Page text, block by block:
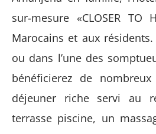
sur-mesure «CLOSER TO
Marocains et aux
ou dans l’une des
bénéficierez de
déjeuner riche servi au
terrasse piscine, un